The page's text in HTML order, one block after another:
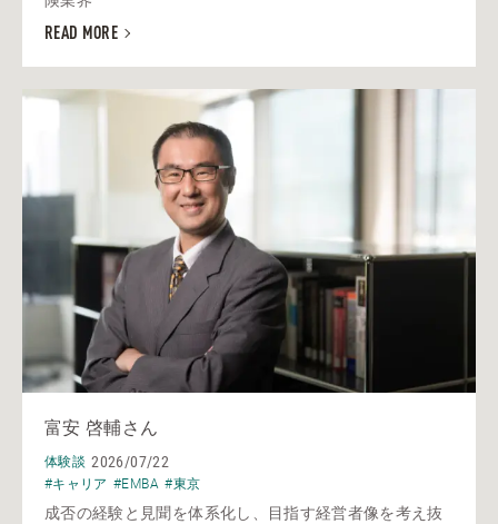
READ MORE
富安 啓輔さん
体験談 2026/07/22
#キャリア #EMBA #東京
成否の経験と見聞を体系化し、目指す経営者像を考え抜